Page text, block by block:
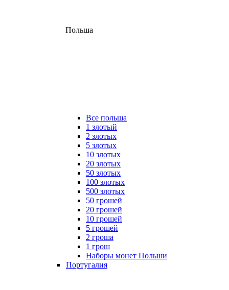
Польша
Все польша
1 злотый
2 злотых
5 злотых
10 злотых
20 злотых
50 злотых
100 злотых
500 злотых
50 грошей
20 грошей
10 грошей
5 грошей
2 гроша
1 грош
Наборы монет Польши
Португалия